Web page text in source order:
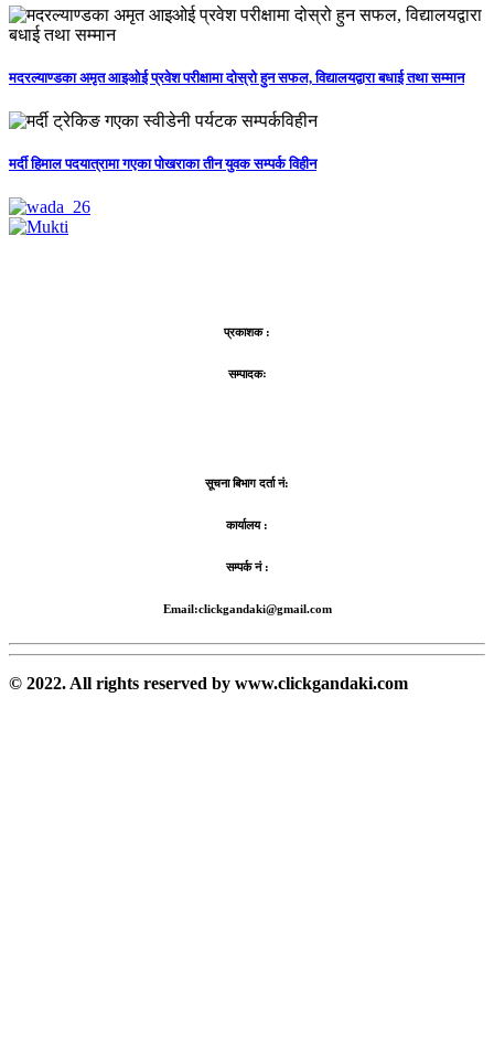
मदरल्याण्डका अमृत आइओई प्रवेश परीक्षामा दोस्रो हुन सफल, विद्यालयद्वारा बधाई तथा सम्मान
मर्दी हिमाल पदयात्रामा गएका पोखराका तीन युवक सम्पर्क विहीन
प्रकाशक :
सम्पादकः
सूचना बिभाग दर्ता नं:
कार्यालय :
सम्पर्क नं :
Email:clickgandaki@gmail.com
© 2022. All rights reserved by www.clickgandaki.com